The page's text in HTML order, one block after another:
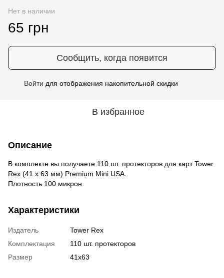
Нет в наличии
65 грн
Сообщить, когда появится
Войти для отображения накопительной скидки
В избранное
Описание
В комплекте вы получаете 110 шт. протекторов для карт Tower
Rex (41 х 63 мм) Premium Mini USA.
Плотность 100 микрон.
Характеристики
Издатель
Tower Rex
Комплектация
110 шт. протекторов
Размер
41х63